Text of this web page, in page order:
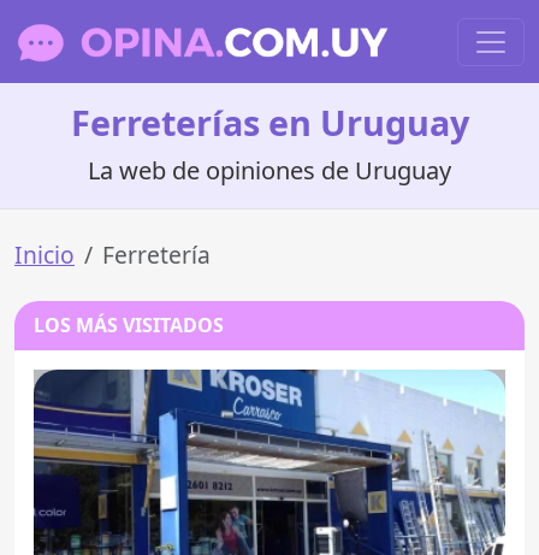
Ferreterías en Uruguay
La web de opiniones de Uruguay
Inicio Ferretería
LOS MÁS VISITADOS